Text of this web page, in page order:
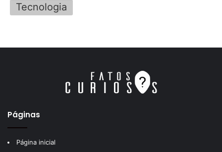
Tecnologia
Páginas
Página inicial